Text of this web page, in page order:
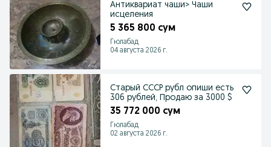
Антиквариат чаши> Чаши
исцеления
5 365 800 сум
Гюлабад
04 августа 2026 г.
Старый СССР рубл опиши есть
306 рублей, Продаю за 3000 $
35 772 000 сум
Гюлабад
02 августа 2026 г.